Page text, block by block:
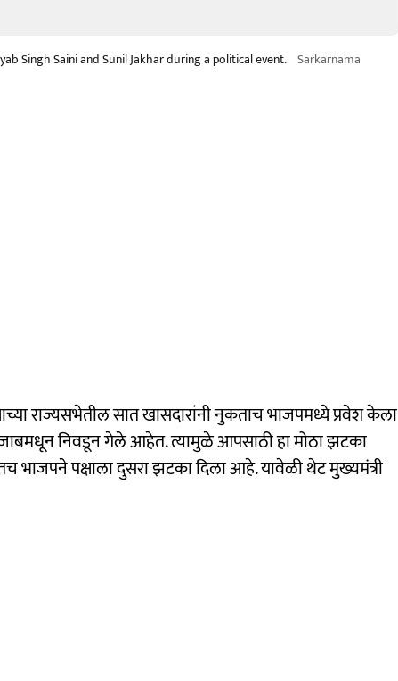
Singh Saini and Sunil Jakhar during a political event. Sarkarnama
राज्यसभेतील सात खासदारांनी नुकताच भाजपमध्ये प्रवेश केला
निवडून गेले आहेत. त्यामुळे आपसाठी हा मोठा झटका
भाजपने पक्षाला दुसरा झटका दिला आहे. यावेळी थेट मुख्यमंत्री